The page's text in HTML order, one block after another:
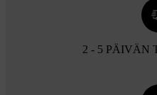
2 - 5 PÄIVÄN